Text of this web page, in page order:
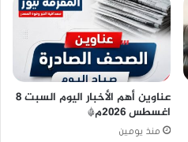
عناوين أهم الأخبار اليوم السبت ٨
اغسطس ٢٠٢٦م*
منذ يومين